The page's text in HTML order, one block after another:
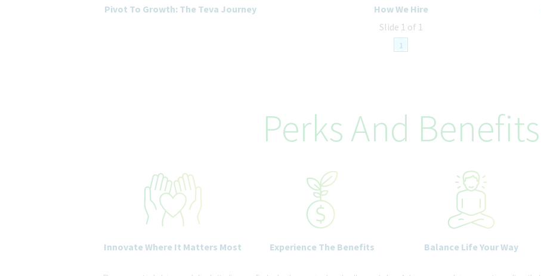
1
Pivot To Growth: The Teva Journey How We Hire
Slide 1 of 1
Perks And Benefits
Innovate Where It Matters Most Experience The Benefits Balance Life Your Way